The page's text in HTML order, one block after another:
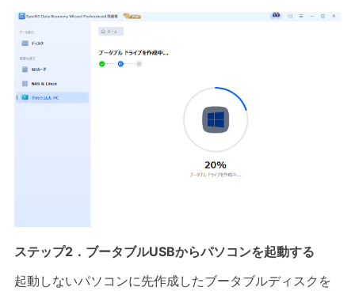
ステップ2．ブータブルUSBからパソコンを起動する
起動しないパソコンに先作成したブータブルディスクを